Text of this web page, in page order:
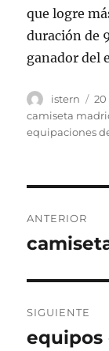
que logre
duración de
ganador del
Autor
istern
el
20
camiseta
equipaciones
de
ANTERIOR
Entrada
SIGUIENTE
Entrada
equipos